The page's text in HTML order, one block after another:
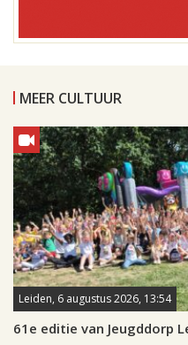
MEER CULTUUR
Leiden, 6 augustus 2026, 13:54
61e editie van Jeugddorp